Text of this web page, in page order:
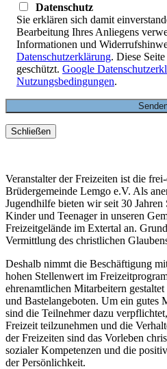
Datenschutz
Sie erklären sich damit
Bearbeitung Ihres Anliegens
Informationen und
Datenschutzerklärung. Diese
geschützt. Google
Nutzungsbedingungen.
Schließen
Veranstalter der Freizeiten ist die
Brüdergemeinde Lemgo e.V. Als
Jugendhilfe bieten wir seit 30
Kinder und Teenager in unseren
Freizeitgelände im Extertal an.
Vermittlung des christlichen
Deshalb nimmt die Beschäftigung
hohen Stellenwert im
ehrenamtlichen Mitarbeitern
und Bastelangeboten. Um ein gutes
sind die Teilnehmer dazu
Freizeit teilzunehmen und die
der Freizeiten sind das Vorleben
sozialer Kompetenzen und die
der Persönlichkeit.